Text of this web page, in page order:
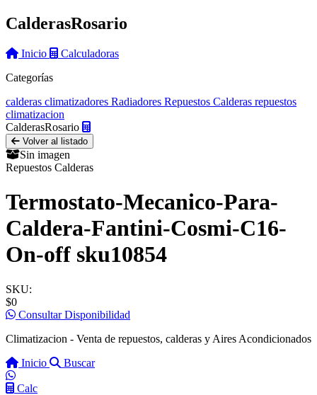
CalderasRosario
Inicio
Calculadoras
Categorías
calderas climatizadores Radiadores Repuestos Calderas repuestos
climatizacion
CalderasRosario
Volver al listado
Sin imagen
Repuestos Calderas
Termostato-Mecanico-Para-
Caldera-Fantini-Cosmi-C16-
On-off sku10854
SKU:
$0
Consultar Disponibilidad
Climatizacion - Venta de repuestos, calderas y Aires Acondicionados
Inicio
Buscar
Calc